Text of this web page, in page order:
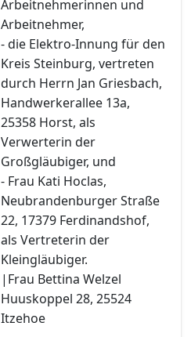
Arbeitnehmerinnen und
Arbeitnehmer,
- die Elektro-Innung für den
Kreis Steinburg, vertreten
durch Herrn Jan Griesbach,
Handwerkerallee 13a,
25358 Horst, als
Verwerterin der
Großgläubiger, und
- Frau Kati Hoclas,
Neubrandenburger Straße
22, 17379 Ferdinandshof,
als Vertreterin der
Kleingläubiger.
|Frau Bettina Welzel
Huuskoppel 28, 25524
Itzehoe